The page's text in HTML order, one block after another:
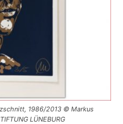
1986/2013 © Markus
LÜNEBURG